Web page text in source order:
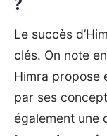
Le succès
clés. On note
Himra propose
par ses
également une